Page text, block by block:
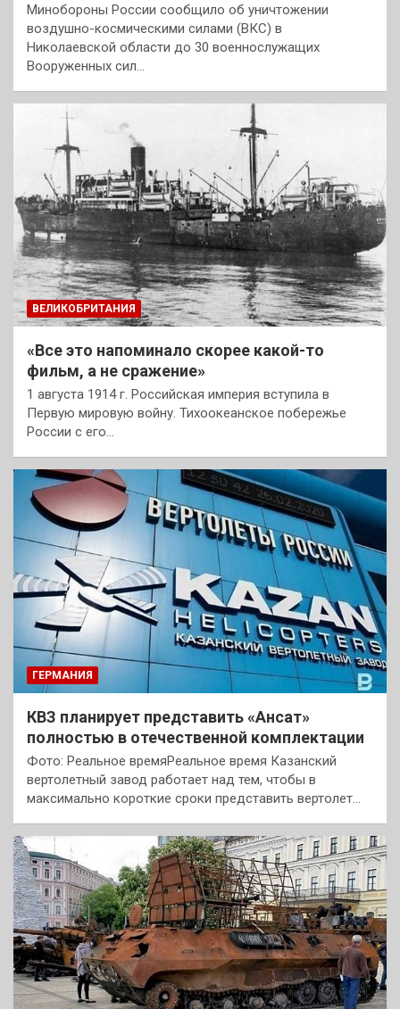
Минобороны России сообщило об уничтожении
воздушно-космическими силами (ВКС) в
Николаевской области до 30 военнослужащих
Вооруженных сил…
ВЕЛИКОБРИТАНИЯ
«Все это напоминало скорее какой-то
фильм, а не сражение»
1 августа 1914 г. Российская империя вступила в
Первую мировую войну. Тихоокеанское побережье
России с его…
ГЕРМАНИЯ
КВЗ планирует представить «Ансат»
полностью в отечественной комплектации
Фото: Реальное времяРеальное время Казанский
вертолетный завод работает над тем, чтобы в
максимально короткие сроки представить вертолет…